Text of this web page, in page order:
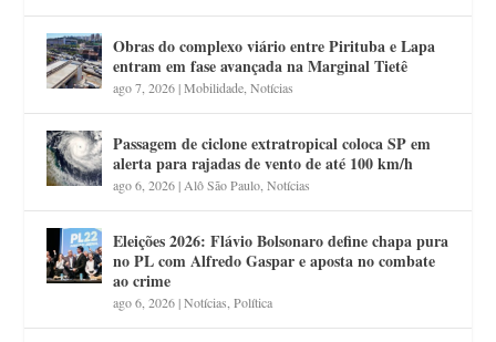
Obras do complexo viário entre Pirituba e Lapa
entram em fase avançada na Marginal Tietê
ago 7, 2026|Mobilidade ,Notícias
Passagem de ciclone extratropical coloca SP em
alerta para rajadas de vento de até 100 km/h
ago 6, 2026| Alô São Paulo ,Notícias
Eleições 2026: Flávio Bolsonaro define chapa pura
no PL com Alfredo Gaspar e aposta no combate
ao crime
ago 6, 2026|Notícias ,Política